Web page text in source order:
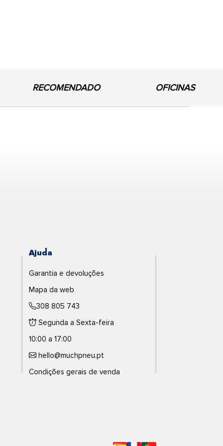
RECOMENDADO OFICINAS
Ajuda
Garantia e devoluções
Mapa da web
308 805 743
Segunda a Sexta-feira
10:00 a 17:00
hello@muchpneu.pt
Condições gerais de venda